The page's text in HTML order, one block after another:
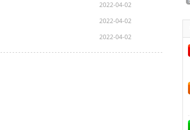
2022-04-02
2022-04-02
2022-04-02